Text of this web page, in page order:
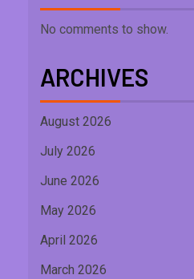
No comments to show.
ARCHIVES
August 2026
July 2026
June 2026
May 2026
April 2026
March 2026